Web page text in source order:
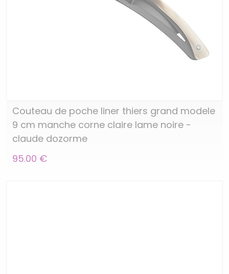
Couteau de poche liner thiers grand modele
9 cm manche corne claire lame noire -
claude dozorme
95.00 €